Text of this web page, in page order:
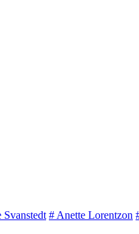
Svanstedt # Anette Lorentzon